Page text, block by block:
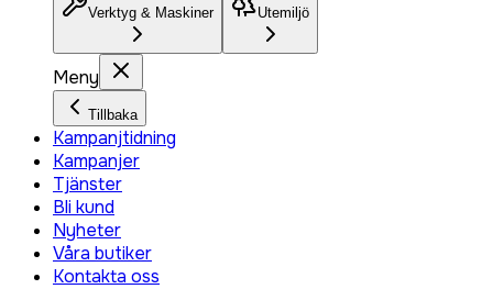
Verktyg & Maskiner Utemiljö
Meny
Tillbaka
Kampanjtidning
Kampanjer
Tjänster
Bli kund
Nyheter
Våra butiker
Kontakta oss